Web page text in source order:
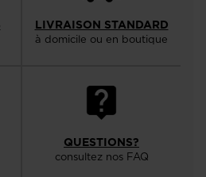
LIVRAISON STANDARD
à domicile ou en boutique
QUESTIONS?
consultez nos FAQ